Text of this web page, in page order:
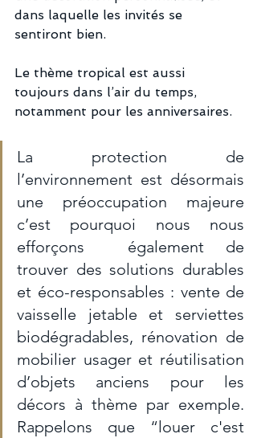
dans laquelle les invités se
sentiront bien.
Le thème tropical est aussi
toujours dans l’air du temps,
notamment pour les anniversaires.
La protection de
l’environnement est désormais
une préoccupation majeure
c’est pourquoi nous nous
efforçons  également de
trouver des solutions durables
et éco-responsables : vente de
vaisselle jetable et serviettes
biodégradables, rénovation de
mobilier usager et réutilisation
d’objets anciens pour les
décors à thème par exemple.
Rappelons que “louer c'est